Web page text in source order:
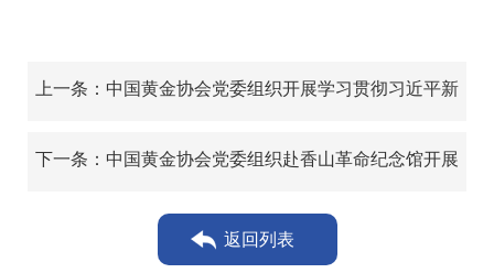
上一条：中国黄金协会党委组织开展学习贯彻习近平新
下一条：中国黄金协会党委组织赴香山革命纪念馆开展
返回列表